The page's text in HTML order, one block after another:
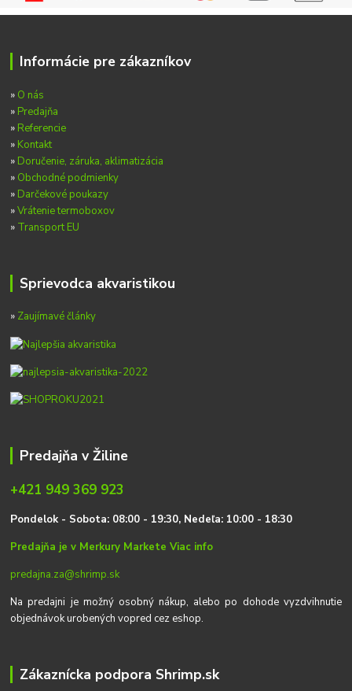
Informácie pre zákazníkov
» O nás
» Predajňa
» Referencie
» Kontakt
» Doručenie, záruka, aklimatizácia
» Obchodné podmienky
» Darčekové poukazy
»Vrátenie termoboxov
» Transport EU
Sprievodca akvaristikou
» Zaujímavé články
Predajňa v Žiline
+421 949 369 923
Pondelok - Sobota: 08:00 - 19:30, Nedeľa: 10:00 - 18:30
Predajňa je v Merkury MarketeViac info
predajna.za@shrimp.sk
Na predajni je možný osobný nákup, alebo po dohode vyzdvihnutie
objednávok urobených vopred cez eshop.
Zákaznícka podpora Shrimp.sk